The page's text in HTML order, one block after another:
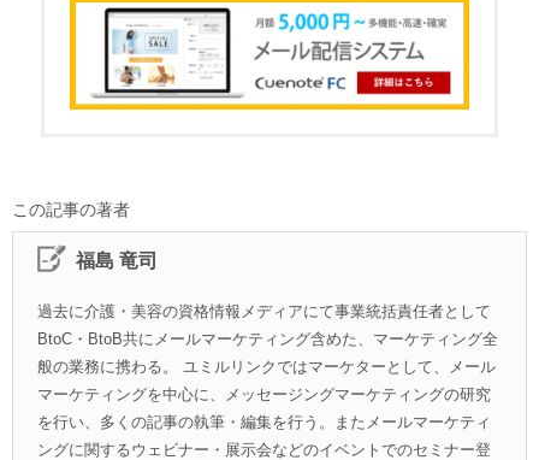
この記事の著者
福島 竜司
過去に介護・美容の資格情報メディアにて事業統括責任者として
BtoC・BtoB共にメールマーケティング含めた、マーケティング全
般の業務に携わる。 ユミルリンクではマーケターとして、メール
マーケティングを中心に、メッセージングマーケティングの研究
を行い、多くの記事の執筆・編集を行う。またメールマーケティ
ングに関するウェビナー・展示会などのイベントでのセミナー登